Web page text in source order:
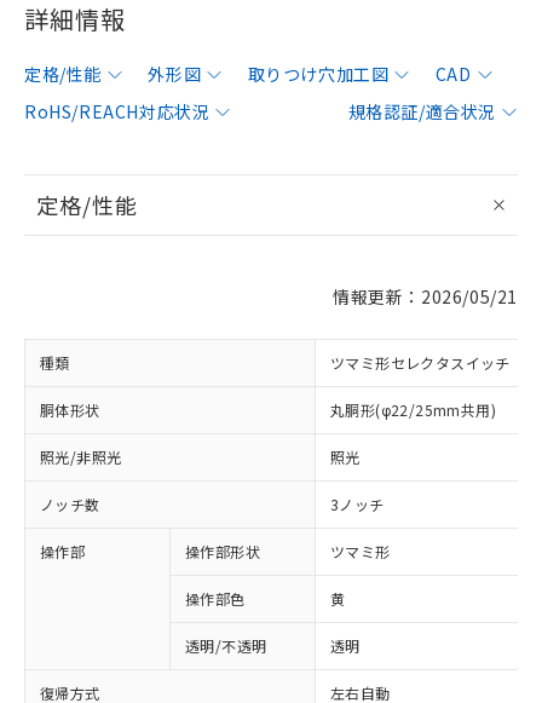
詳細情報
定格/性能 外形図 取りつけ穴加工図
CAD
RoHS/REACH対応状況
規格認証/適合状況
定格/性能
情報更新：2026/05/21
種類 ツマミ形セレクタスイッチ
胴体形状 丸胴形(φ22/25mm共用)
照光/非照光 照光
ノッチ数 3ノッチ
操作部 操作部形状 ツマミ形
操作部色 黄
透明/不透明 透明
復帰方式 左右自動